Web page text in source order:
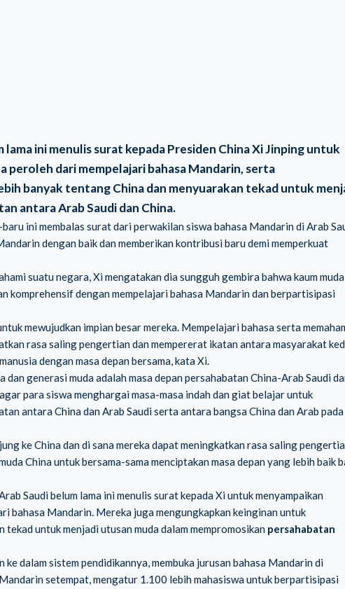
ini menulis surat kepada Presiden China Xi Jinping untuk
peroleh dari mempelajari bahasa Mandarin, serta
banyak tentang China dan menyuarakan tekad untuk
antara Arab Saudi dan China.
ini membalas surat dari perwakilan siswa bahasa Mandarin di Arab
dengan baik dan memberikan kontribusi baru demi memperkuat
suatu negara, Xi mengatakan dia sungguh gembira bahwa kaum muda
komprehensif dengan mempelajari bahasa Mandarin dan berpartisipasi
mewujudkan impian besar mereka. Mempelajari bahasa serta
rasa saling pengertian dan mempererat ikatan antara masyarakat
dengan masa depan bersama, kata Xi.
generasi muda adalah masa depan persahabatan China-Arab Saudi
para siswa menghargai masa-masa indah dan giat belajar untuk
antara China dan Arab Saudi serta antara bangsa China dan Arab pada
ke China dan di sana mereka dapat meningkatkan rasa saling
China untuk bersama-sama menciptakan masa depan yang lebih baik
Saudi belum lama ini menulis surat kepada Xi untuk menyampaikan
bahasa Mandarin. Mereka juga mengungkapkan keinginan untuk
untuk menjadi utusan muda dalam mempromosikan persahabatan
dalam sistem pendidikannya, membuka jurusan bahasa Mandarin di
setempat, mengatur 1.100 lebih mahasiswa untuk berpartisipasi